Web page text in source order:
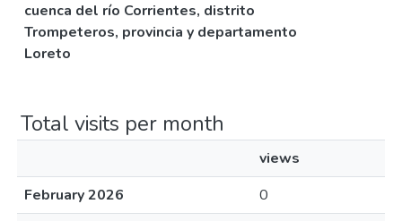
cuenca del río Corrientes, distrito
Trompeteros, provincia y departamento
Loreto
Total visits per month
views
February 2026
0